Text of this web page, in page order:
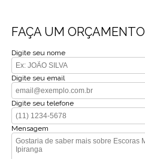
FAÇA UM ORÇAMENTO
Digite seu nome
Digite seu email
Digite seu telefone
Mensagem